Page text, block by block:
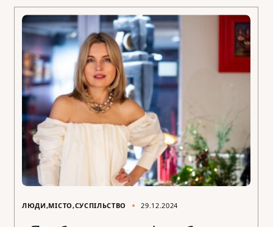
ЛЮДИ МІСТО СУСПІЛЬСТВО 29.12.2024